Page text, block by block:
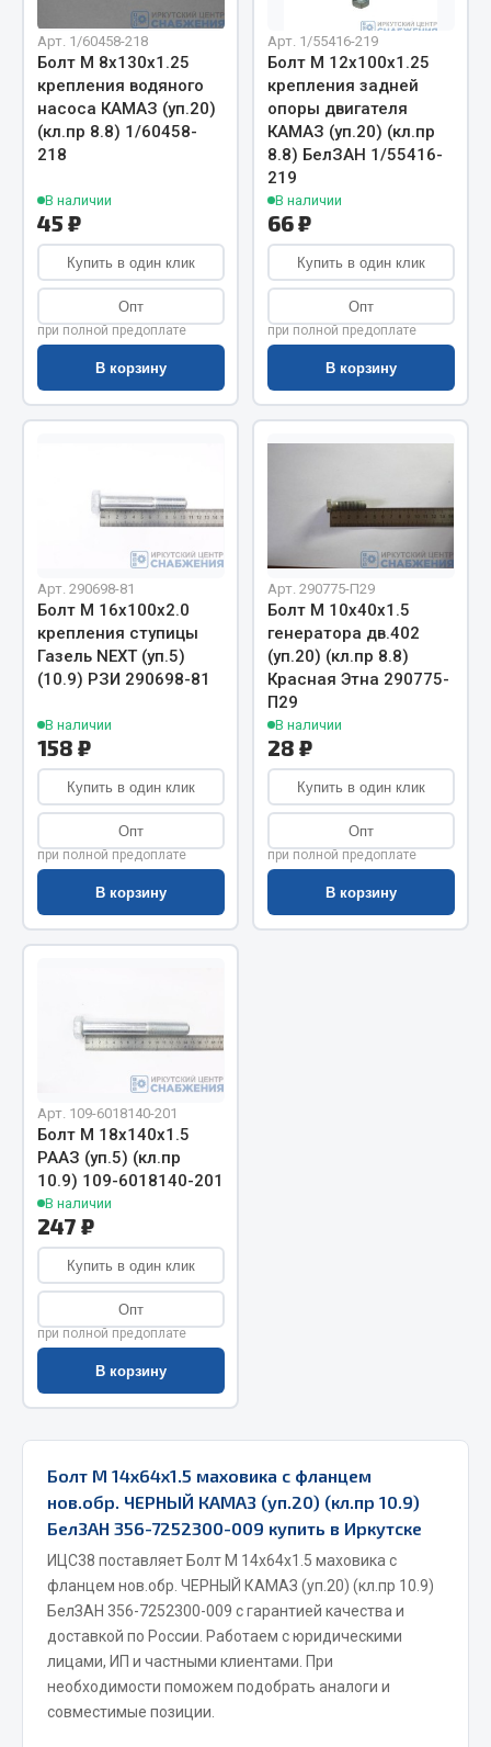
Весь раздел
РТИ
Кольца уплотнительные
Лента конвейерная
Манжеты
Паронит
Патрубки
Прокладки
Автомобильная электрика
Автолампы
Вилки нагрузочные
Выключатели кнопочные
Выключатель массы
Изолента
Показать ещё
Весь раздел
Запчасти на полуприцепы
Весь раздел
Запчасти КамАЗ
Двигатель
Система питания
Система выпуска газа
Система охлаждения
Сцепление
Коробка передач
Коробка передач ZF
Весь раздел
Запчасти МАЗ
Тормозная система
Двери
Арт. 1/60458-218
Болт М 8х130х1.25
крепления водяного
насоса КАМАЗ (уп.20)
(кл.пр 8.8) 1/60458-
218
В наличии
45 ₽
Купить в один клик
Опт
при полной предоплате
В корзину
Арт. 1/55416-219
Болт М 12х100х1.25
крепления задней
опоры двигателя
КАМАЗ (уп.20) (кл.пр
8.8) БелЗАН 1/55416-
219
В наличии
66 ₽
Купить в один клик
Опт
при полной предоплате
В корзину
Арт. 290698-81
Болт М 16х100х2.0
крепления ступицы
Газель NEXT (уп.5)
(10.9) РЗИ 290698-81
В наличии
158 ₽
Купить в один клик
Опт
при полной предоплате
В корзину
Арт. 290775-П29
Болт М 10х40х1.5
генератора дв.402
(уп.20) (кл.пр 8.8)
Красная Этна 290775-
П29
В наличии
28 ₽
Купить в один клик
Опт
при полной предоплате
В корзину
Арт. 109-6018140-201
Болт М 18х140х1.5
РААЗ (уп.5) (кл.пр
10.9) 109-6018140-201
В наличии
247 ₽
Купить в один клик
Опт
при полной предоплате
В корзину
Болт М 14х64х1.5 маховика с фланцем
нов.обр. ЧЕРНЫЙ КАМАЗ (уп.20) (кл.пр 10.9)
БелЗАН 356-7252300-009 купить в Иркутске
ИЦС38 поставляет Болт М 14х64х1.5 маховика с
фланцем нов.обр. ЧЕРНЫЙ КАМАЗ (уп.20) (кл.пр 10.9)
БелЗАН 356-7252300-009 с гарантией качества и
доставкой по России. Работаем с юридическими
лицами, ИП и частными клиентами. При
необходимости поможем подобрать аналоги и
совместимые позиции.